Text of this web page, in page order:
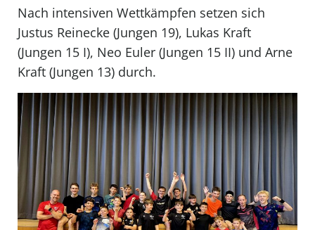
Nach intensiven Wettkämpfen setzen sich
Justus Reinecke (Jungen 19), Lukas Kraft
(Jungen 15 I), Neo Euler (Jungen 15 II) und Arne
Kraft (Jungen 13) durch.